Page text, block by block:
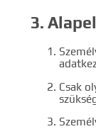
3.
Csak